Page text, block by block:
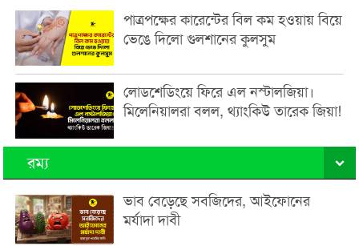
পাত্রপক্ষের কারেন্টের বিল কম হওয়ায় বিয়ে
ভেঙে দিলো গুলশানের কুলসুম
লোডশেডিংয়ে ফিরে এল নস্টালজিয়া।
মিলেনিয়ালরা বলল, থ্যাংকিউ তারেক জিয়া!
রম্য
ভাব বেড়েছে সবজিদের, আইফোনের
মর্যাদা দাবী